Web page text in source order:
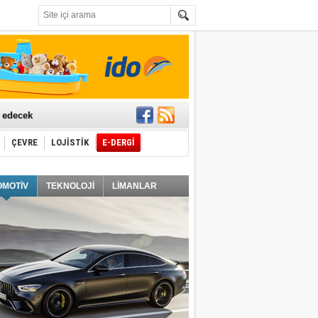
ÇEVRE LOJİSTİK E-DERGİ
TEKNOLOJİ LİMANLAR